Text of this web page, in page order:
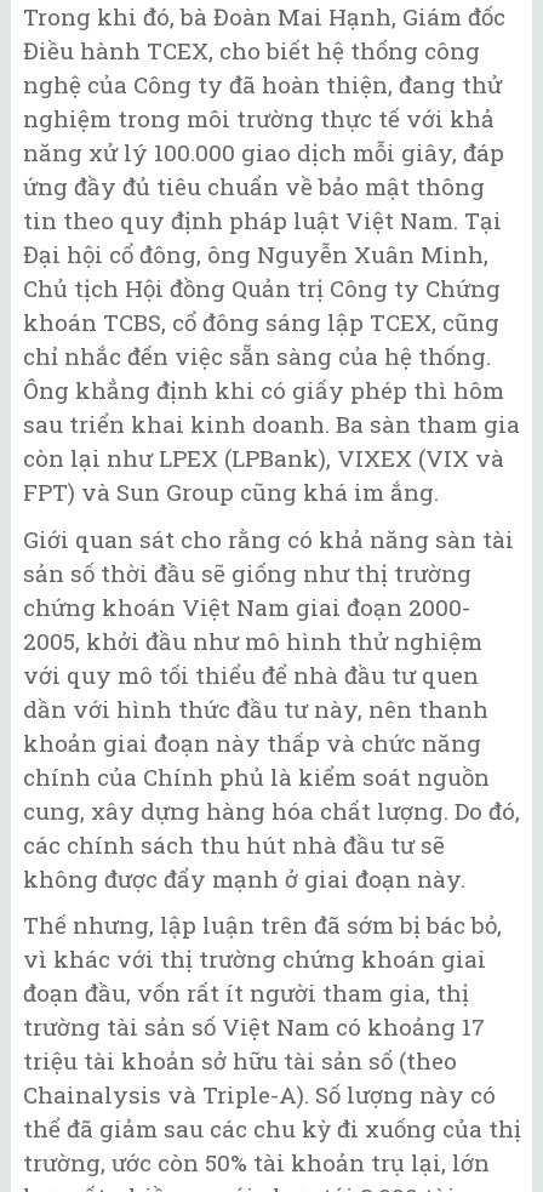
Trong khi đó, bà Đoàn Mai Hạnh, Giám đốc
Điều hành TCEX, cho biết hệ thống công
nghệ của Công ty đã hoàn thiện, đang thử
nghiệm trong môi trường thực tế với khả
năng xử lý 100.000 giao dịch mỗi giây, đáp
ứng đầy đủ tiêu chuẩn về bảo mật thông
tin theo quy định pháp luật Việt Nam. Tại
Đại hội cổ đông, ông Nguyễn Xuân Minh,
Chủ tịch Hội đồng Quản trị Công ty Chứng
khoán TCBS, cổ đông sáng lập TCEX, cũng
chỉ nhắc đến việc sẵn sàng của hệ thống.
Ông khẳng định khi có giấy phép thì hôm
sau triển khai kinh doanh. Ba sàn tham gia
còn lại như LPEX (LPBank), VIXEX (VIX và
FPT) và Sun Group cũng khá im ắng.
Giới quan sát cho rằng có khả năng sàn tài
sản số thời đầu sẽ giống như thị trường
chứng khoán Việt Nam giai đoạn 2000-
2005, khởi đầu như mô hình thử nghiệm
với quy mô tối thiểu để nhà đầu tư quen
dần với hình thức đầu tư này, nên thanh
khoản giai đoạn này thấp và chức năng
chính của Chính phủ là kiểm soát nguồn
cung, xây dựng hàng hóa chất lượng. Do đó,
các chính sách thu hút nhà đầu tư sẽ
không được đẩy mạnh ở giai đoạn này.
Thế nhưng, lập luận trên đã sớm bị bác bỏ,
vì khác với thị trường chứng khoán giai
đoạn đầu, vốn rất ít người tham gia, thị
trường tài sản số Việt Nam có khoảng 17
triệu tài khoản sở hữu tài sản số (theo
Chainalysis và Triple-A). Số lượng này có
thể đã giảm sau các chu kỳ đi xuống của thị
trường, ước còn 50% tài khoản trụ lại, lớn